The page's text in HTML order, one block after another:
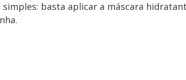
basta aplicar a máscara